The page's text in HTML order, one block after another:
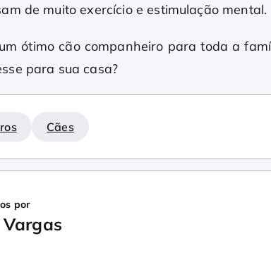
de muito exercício e estimulação mental.
ótimo cão companheiro para toda a
para sua casa?
Cães
por